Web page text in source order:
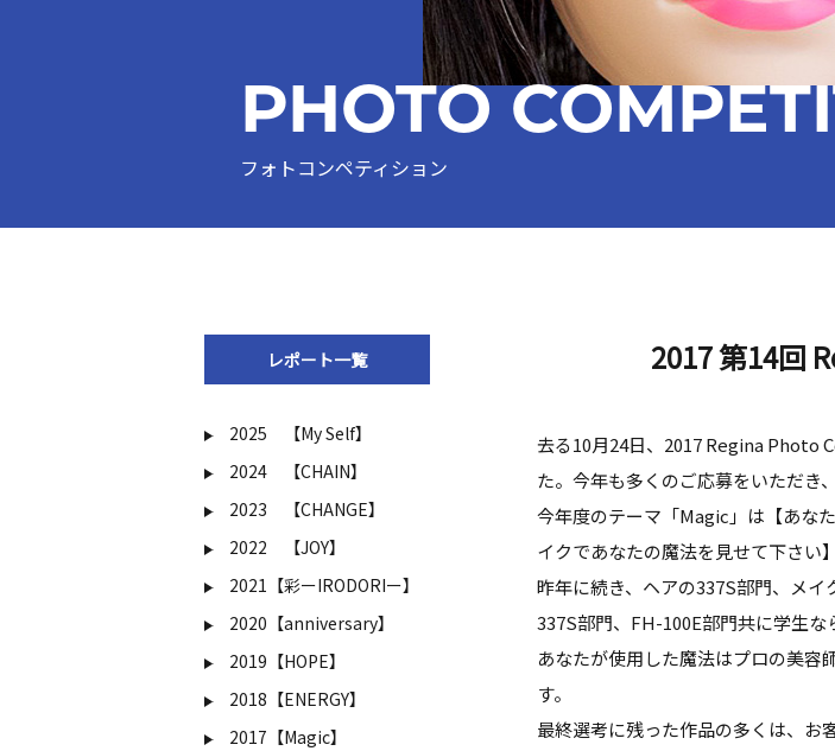
PHOTO
フォトコンペティション
レポート一覧
2025 【My Self】
2024 【CHAIN】
2023 【CHANGE】
2022 【JOY】
2021【彩ーIRODORIー】
2020【anniversary】
2019【HOPE】
2018【ENERGY】
2017【Magic】
2017 第14回
去る10月24日、2017 Regina Photo
た。今年も多くのご応募をいただき
今年度のテーマ「Magic」は【あな
イクであなたの魔法を見せて下さい
昨年に続き、ヘアの337S部門、メイ
337S部門、FH-100E部門共に学生な
あなたが使用した魔法はプロの美容
す。
最終選考に残った作品の多くは、お